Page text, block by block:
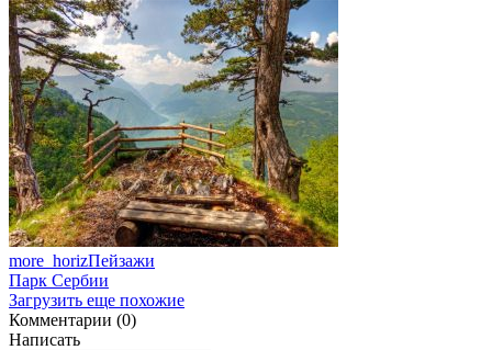
more_horizПейзажи
Парк Сербии
Загрузить еще похожие
Комментарии (0)
Написать